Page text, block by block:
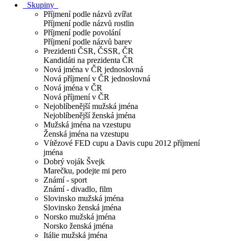
Skupiny
Příjmení podle názvů zvířat
Příjmení podle názvů rostlin
Příjmení podle povolání
Příjmení podle názvů barev
Prezidenti ČSR, ČSSR, ČR
Kandidáti na prezidenta ČR
Nová jména v ČR jednoslovná
Nová příjmení v ČR jednoslovná
Nová jména v ČR
Nová příjmení v ČR
Nejoblíbenější mužská jména
Nejoblíbenější ženská jména
Mužská jména na vzestupu
Ženská jména na vzestupu
Vítězové FED cupu a Davis cupu 2012 příjmení
jména
Dobrý voják Švejk
Marečku, podejte mi pero
Známí - sport
Známí - divadlo, film
Slovinsko mužská jména
Slovinsko ženská jména
Norsko mužská jména
Norsko ženská jména
Itálie mužská jména